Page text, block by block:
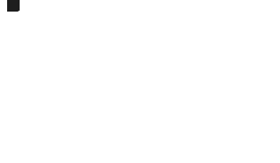
Részletek